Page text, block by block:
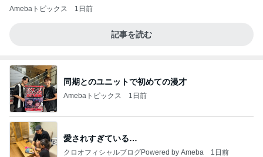
Amebaトピックス 1日前
記事を読む
同期とのユニットで初めての漫才
Amebaトピックス 1日前
愛されすぎている…
クロオフィシャルブログPowered by Ameba 1日前